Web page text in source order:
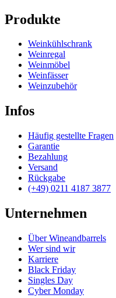
Produkte
Weinkühlschrank
Weinregal
Weinmöbel
Weinfässer
Weinzubehör
Infos
Häufig gestellte Fragen
Garantie
Bezahlung
Versand
Rückgabe
(+49) 0211 4187 3877
Unternehmen
Über Wineandbarrels
Wer sind wir
Karriere
Black Friday
Singles Day
Cyber Monday